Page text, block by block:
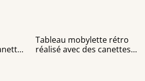
Tableau mobylette rétro
réalisé avec des canettes